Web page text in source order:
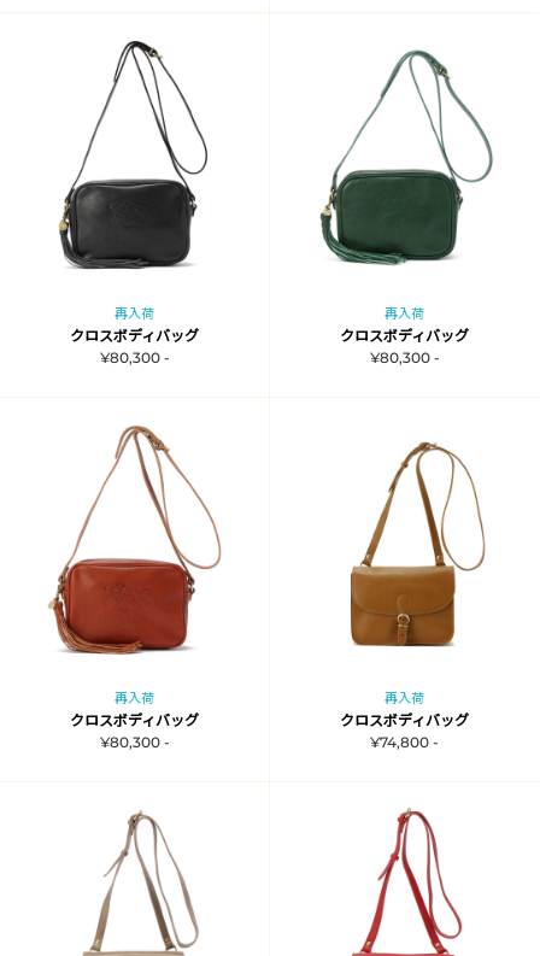
再入荷
クロスボディバッグ
¥80,300 -
再入荷
クロスボディバッグ
¥80,300 -
再入荷
クロスボディバッグ
¥80,300 -
再入荷
クロスボディバッグ
¥74,800 -